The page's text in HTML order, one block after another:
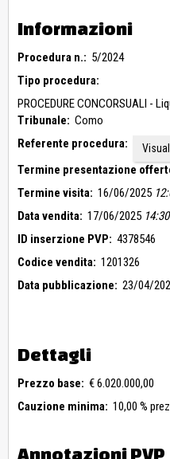
Stato di possesso lotto 3:
locazione in essere
Informazioni
Procedura n.: 5/2024
Tipo procedura:
PROCEDURE CONCORSUALI -
Tribunale: Como
Referente procedura:
Termine presentazione
Termine visita: 16/06/2025
Data vendita: 17/06/2025 14:30
ID inserzione PVP: 4378546
Codice vendita: 1201326
Data pubblicazione: 23/04/
Dettagli
Prezzo base: € 6.020.000,00
Cauzione minima: 10,00 %
Annotazioni PVP